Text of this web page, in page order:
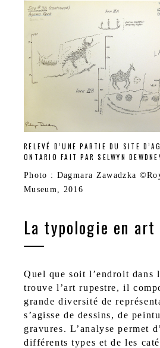
RELEVÉ D’UNE PARTIE DU SITE
ONTARIO FAIT PAR SELWYN
Photo : Dagmara Zawadzka
Museum, 2016
La typologie en
Quel que soit l’endroit dans
trouve l’art rupestre, il
grande diversité de
s’agisse de dessins, de
gravures. L’analyse permet
différents types et de les